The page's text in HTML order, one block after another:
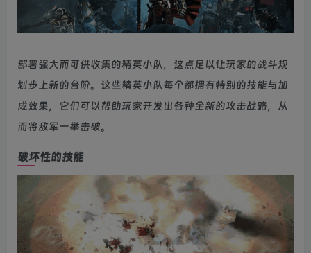
部署强大而可供收集的精英小队，这点足以让玩家的战斗规
划步上新的台阶。这些精英小队每个都拥有特别的技能与加
成效果，它们可以帮助玩家开发出各种全新的攻击战略，从
而将敌军一举击破。
破坏性的技能